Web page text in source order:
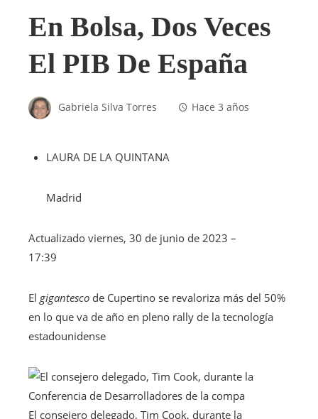
En Bolsa, Dos Veces
El PIB De España
Gabriela Silva Torres Hace 3 años
LAURA DE LA QUINTANA
Madrid
Actualizado viernes, 30 de junio de 2023 –
17:39
El gigantesco de Cupertino se revaloriza más del 50%
en lo que va de año en pleno rally de la tecnología
estadounidense
El consejero delegado, Tim Cook, durante la